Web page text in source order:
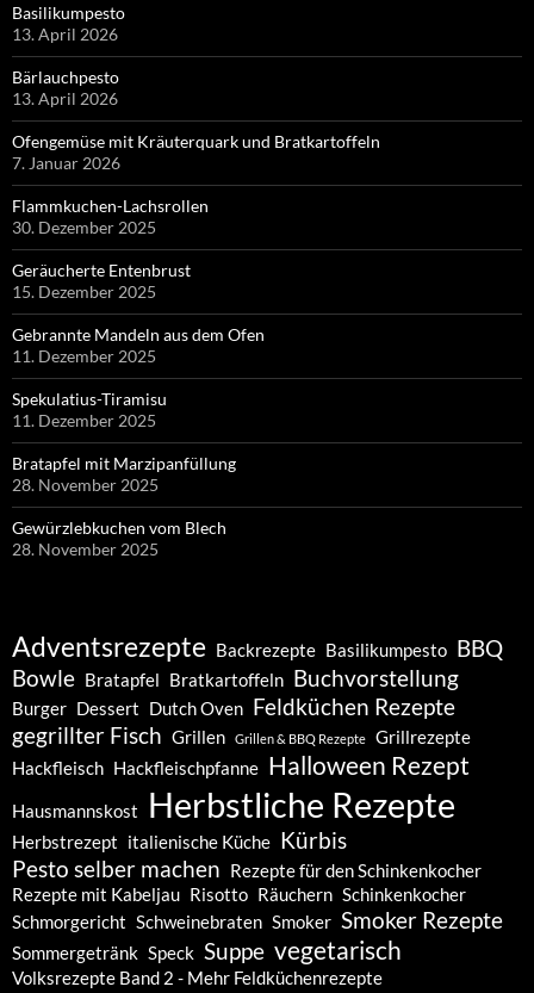
Basilikumpesto
13. April 2026
Bärlauchpesto
13. April 2026
Ofengemüse mit Kräuterquark und Bratkartoffeln
7. Januar 2026
Flammkuchen-Lachsrollen
30. Dezember 2025
Geräucherte Entenbrust
15. Dezember 2025
Gebrannte Mandeln aus dem Ofen
11. Dezember 2025
Spekulatius-Tiramisu
11. Dezember 2025
Bratapfel mit Marzipanfüllung
28. November 2025
Gewürzlebkuchen vom Blech
28. November 2025
Adventsrezepte Backrezepte Basilikumpesto BBQ
Bowle Bratapfel Bratkartoffeln Buchvorstellung
Burger Dessert Dutch Oven Feldküchen Rezepte
gegrillter Fisch Grillen Grillen & BBQ Rezepte
Grillrezepte
Hackfleisch Hackfleischpfanne Halloween Rezept
Hausmannskost Herbstliche Rezepte
Herbstrezept italienische Küche Kürbis
Pesto selber machen Rezepte für den Schinkenkocher
Rezepte mit Kabeljau Risotto Räuchern Schinkenkocher
Schmorgericht Schweinebraten Smoker Smoker Rezepte
Sommergetränk Speck Suppe vegetarisch
Volksrezepte Band 2 - Mehr Feldküchenrezepte